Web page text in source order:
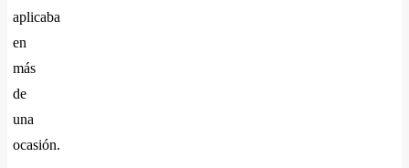
aplicaba
en
más
de
una
ocasión.